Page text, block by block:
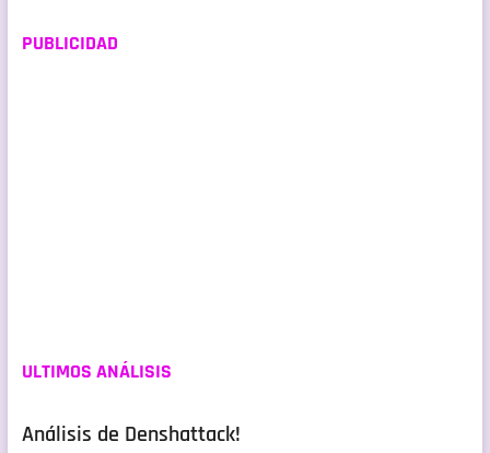
PUBLICIDAD
ULTIMOS ANÁLISIS
Análisis de Denshattack!